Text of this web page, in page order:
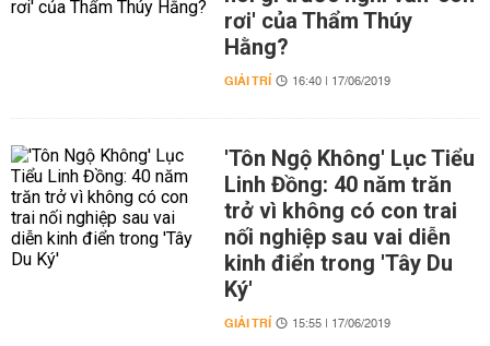
rơi' của Thẩm Thúy
Hằng?
GIẢI TRÍ 16:40 | 17/06/2019
'Tôn Ngộ Không' Lục Tiểu
Linh Đồng: 40 năm trăn
trở vì không có con trai
nối nghiệp sau vai diễn
kinh điển trong 'Tây Du
Ký'
GIẢI TRÍ 15:55 | 17/06/2019